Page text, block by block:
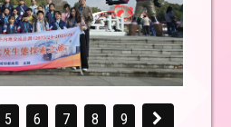
5 6 7 8 9